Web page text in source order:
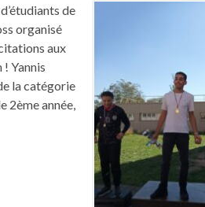
de
organisé
aux
Yannis
la catégorie
2ème année,